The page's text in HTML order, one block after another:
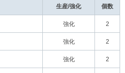
生産/強化 個数
強化 2
強化 2
強化 2